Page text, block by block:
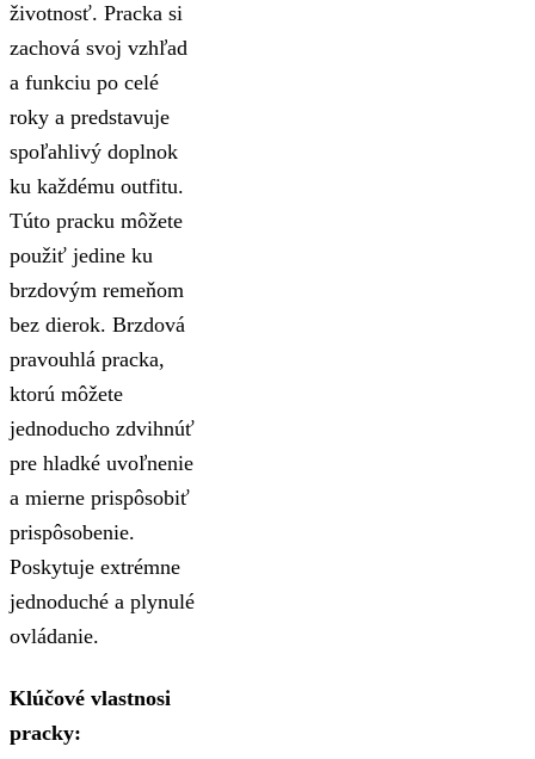
životnosť. Pracka si
zachová svoj vzhľad
a funkciu po celé
roky a predstavuje
spoľahlivý doplnok
ku každému outfitu.
Túto pracku môžete
použiť jedine ku
brzdovým remeňom
bez dierok. Brzdová
pravouhlá pracka,
ktorú môžete
jednoducho zdvihnúť
pre hladké uvoľnenie
a mierne prispôsobiť
prispôsobenie.
Poskytuje extrémne
jednoduché a plynulé
ovládanie.
Klúčové vlastnosi
pracky: